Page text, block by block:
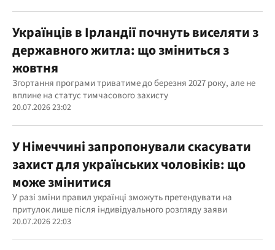
Українців в Ірландії почнуть виселяти з
державного житла: що зміниться з
жовтня
Згортання програми триватиме до березня 2027 року, але не
вплине на статус тимчасового захисту
20.07.2026 23:02
У Німеччині запропонували скасувати
захист для українських чоловіків: що
може змінитися
У разі зміни правил українці зможуть претендувати на
притулок лише після індивідуального розгляду заяви
20.07.2026 22:03